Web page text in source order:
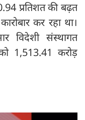
प्रतिशत की बढ़त
कर रहा था।
विदेशी संस्थागत
1,513.41 करोड़